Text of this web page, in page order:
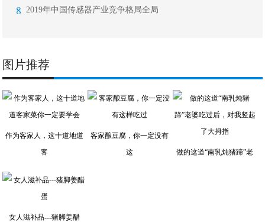
8 2019年中国传感器产业竞争格局全局
图片推荐
作为客家人，这十道地道
客
客家酿豆腐，你一定没有
这
做的这道“南乳炖猪蹄”老
女人滋补品---猪脚姜醋